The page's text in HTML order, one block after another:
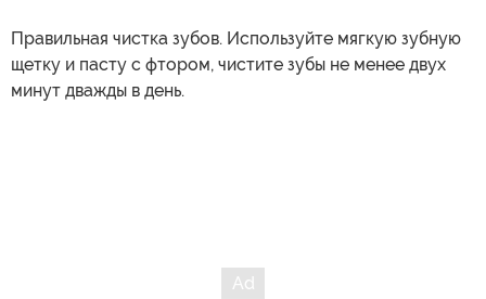
Правильная чистка зубов. Используйте мягкую зубную
щетку и пасту с фтором, чистите зубы не менее двух
минут дважды в день.